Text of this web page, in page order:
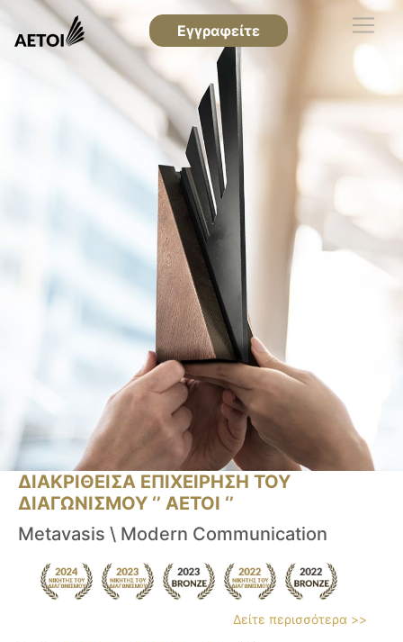
Εγγραφείτε
ΔΙΑΚΡΙΘΕΙΣΑ ΕΠΙΧΕΙΡΗΣΗ ΤΟΥ
ΔΙΑΓΩΝΙΣΜΟΥ ‘’ ΑΕΤΟΙ ‘’
Metavasis \ Modern Communication
Δείτε περισσότερα >>